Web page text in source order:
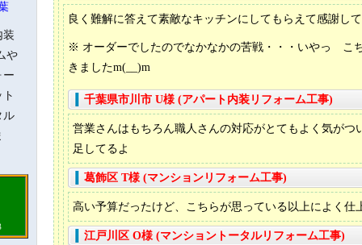
装
や
ー
ル
良く難解に答えて素敵なキッチンにしてもらえて感謝し
※ オーダーでしたのでなかなかの苦戦・・・いやっ こ
きましたm(__)m
千葉県市川市 U様 (アパート内装リフォーム工事)
営業さんはもちろん職人さんの対応がとてもよく気がつ
足してるよ
葛飾区 T様 (マンションリフォーム工事)
高い予算だったけど、こちらが思っている以上によく仕
江戸川区 O様 (マンショントータルリフォーム工事)